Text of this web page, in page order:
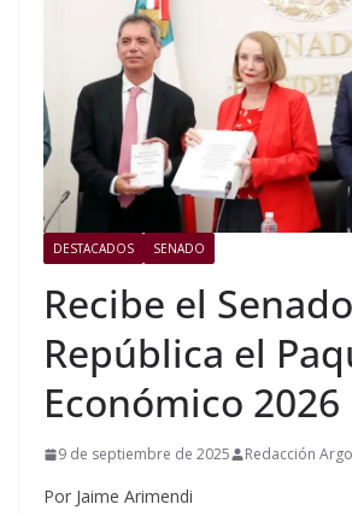
DESTACADOS SENADO
Recibe el
República el
Económico 2026
9 de septiembre de 2025 Redacción
Por Jaime Arimendi